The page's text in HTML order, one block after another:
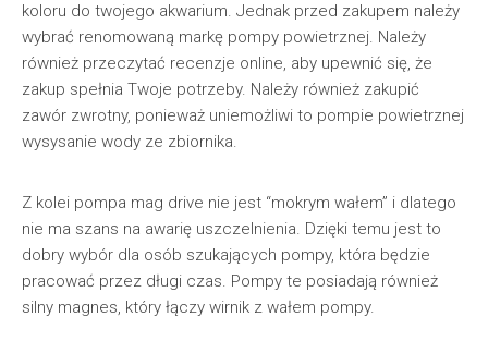
koloru do twojego akwarium. Jednak przed zakupem należy
wybrać renomowaną markę pompy powietrznej. Należy
również przeczytać recenzje online, aby upewnić się, że
zakup spełnia Twoje potrzeby. Należy również zakupić
zawór zwrotny, ponieważ uniemożliwi to pompie powietrznej
wysysanie wody ze zbiornika.
Z kolei pompa mag drive nie jest “mokrym wałem” i dlatego
nie ma szans na awarię uszczelnienia. Dzięki temu jest to
dobry wybór dla osób szukających pompy, która będzie
pracować przez długi czas. Pompy te posiadają również
silny magnes, który łączy wirnik z wałem pompy.